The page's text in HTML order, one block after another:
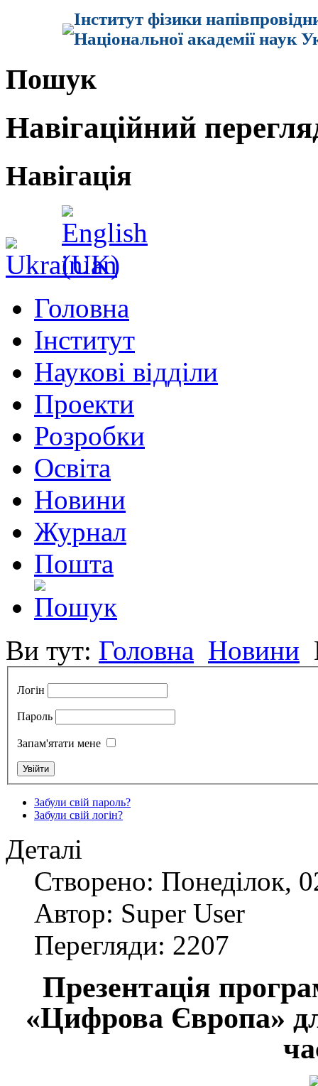
Інститут фізики
Національної академії наук
Пошук
Навігаційний
Навігація
Головна
Інститут
Наукові відділи
Проекти
Розробки
Освіта
Новини
Журнал
Пошта
Ви тут: Головна Новини
Логін
Пароль
Запам'ятати мене
Забули свій пароль?
Забули свій логін?
Деталі
Створено: Понеділок,
Автор: Super User
Перегляди: 2207
Презентація
«Цифрова Європа»